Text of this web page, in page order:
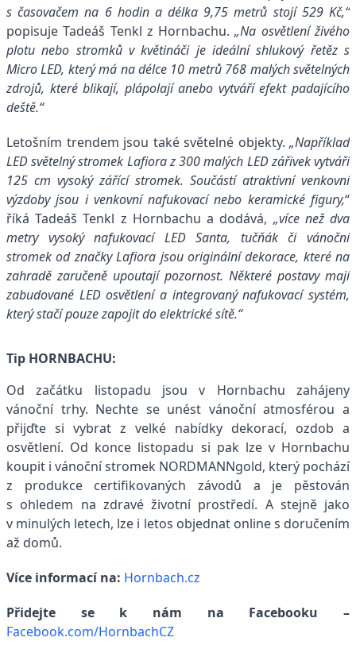
s časovačem na 6 hodin a délka 9,75 metrů stojí 529 Kč,“
popisuje Tadeáš Tenkl z Hornbachu.„Na osvětlení živého
plotu nebo stromků v květináči je ideální shlukový řetěz s
Micro LED, který má na délce 10 metrů 768 malých světelných
zdrojů, které blikají, plápolají anebo vytváří efekt padajícího
deště.“
Letošním trendem jsou také světelné objekty. „Například
LED světelný stromek Lafiora z 300 malých LED zářivek vytváří
125 cm vysoký zářící stromek. Součástí atraktivní venkovní
výzdoby jsou i venkovní nafukovací nebo keramické figury,“
říká Tadeáš Tenkl z Hornbachu a dodává, „více než dva
metry vysoký nafukovací LED Santa, tučňák či vánoční
stromek od značky Lafiora jsou originální dekorace, které na
zahradě zaručeně upoutají pozornost. Některé postavy mají
zabudované LED osvětlení a integrovaný nafukovací systém,
který stačí pouze zapojit do elektrické sítě.“
Tip HORNBACHU:
Od začátku listopadu jsou v Hornbachu zahájeny
vánoční trhy. Nechte se unést vánoční atmosférou a
přijďte si vybrat z velké nabídky dekorací, ozdob a
osvětlení. Od konce listopadu si pak lze v Hornbachu
koupit i vánoční stromek NORDMANNgold, který pochází
z produkce certifikovaných závodů a je pěstován
s ohledem na zdravé životní prostředí. A stejně jako
v minulých letech, lze i letos objednat online s doručením
až domů.
Více informací na: Hornbach.cz
Přidejte se k nám na Facebooku –
Facebook.com/HornbachCZ